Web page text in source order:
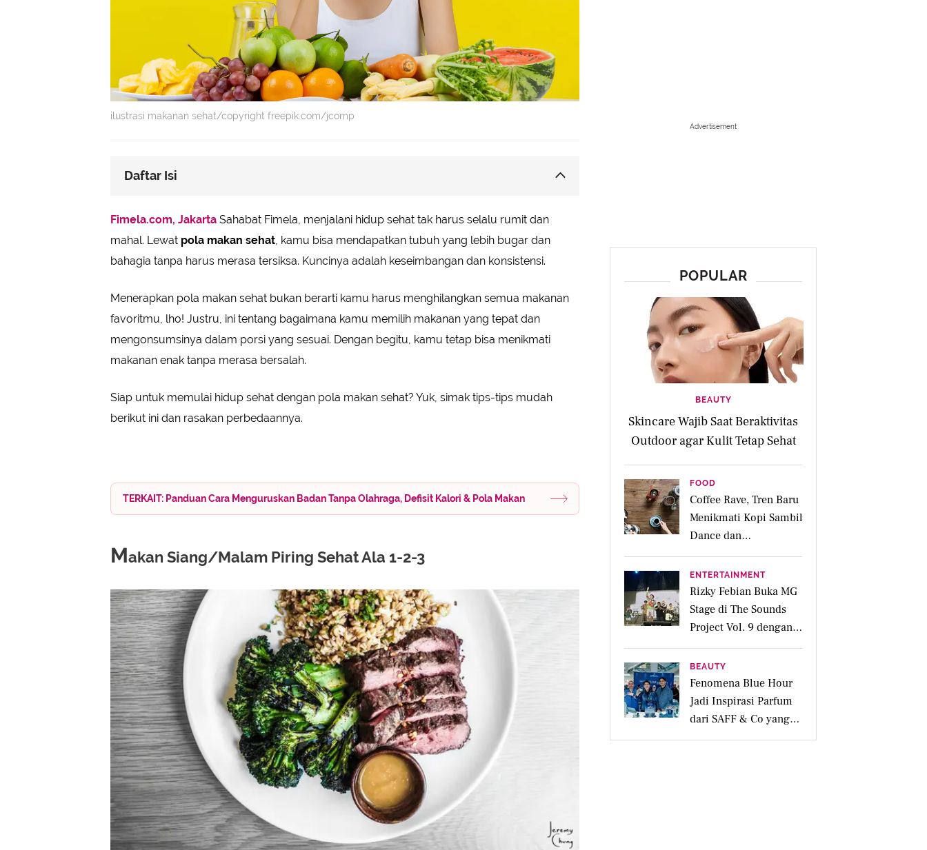
ilustrasi makanan sehat/copyright freepik.com/jcomp
Daftar Isi
Camilan Anti Bosan & Mengenyangkan
Smoothie Buah & Sayur
Karbohidrat Kompleks
Protein Tanpa Lemak
Kurangi Nasi, Perbanyak Lauk Sayur
Fimela.com, Jakarta Sahabat Fimela, menjalani hidup sehat tak harus selalu rumit dan
mahal. Lewat pola makan sehat , kamu bisa mendapatkan tubuh yang lebih bugar dan
bahagia tanpa harus merasa tersiksa. Kuncinya adalah keseimbangan dan konsistensi.
Menerapkan pola makan sehat bukan berarti kamu harus menghilangkan semua makanan
favoritmu, lho! Justru, ini tentang bagaimana kamu memilih makanan yang tepat dan
mengonsumsinya dalam porsi yang sesuai. Dengan begitu, kamu tetap bisa menikmati
makanan enak tanpa merasa bersalah.
Siap untuk memulai hidup sehat dengan pola makan sehat? Yuk, simak tips-tips mudah
berikut ini dan rasakan perbedaannya.
TERKAIT: Panduan Cara Menguruskan Badan Tanpa Olahraga, Defisit Kalori & Pola Makan
Makan Siang/Malam Piring Sehat Ala 1-2-3
Advertisement
POPULAR
BEAUTY
Skincare Wajib Saat Beraktivitas
Outdoor agar Kulit Tetap Sehat
FOOD
Coffee Rave, Tren Baru
Menikmati Kopi Sambil
Dance dan
Bersosialisasi
ENTERTAINMENT
Rizky Febian Buka MG
Stage di The Sounds
Project Vol. 9 dengan
Deretan Hitsnya
BEAUTY
Fenomena Blue Hour
Jadi Inspirasi Parfum
dari SAFF & Co yang
Beraroma Hangat dan